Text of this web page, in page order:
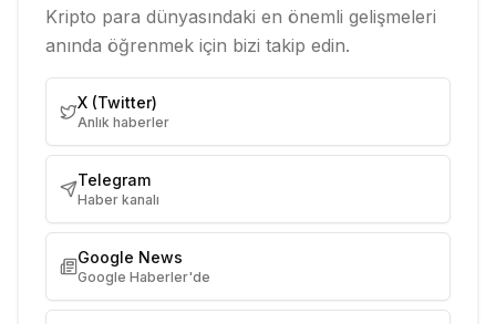
Kripto para dünyasındaki en önemli gelişmeleri
anında öğrenmek için bizi takip edin.
X (Twitter)
Anlık haberler
Telegram
Haber kanalı
Google News
Google Haberler'de